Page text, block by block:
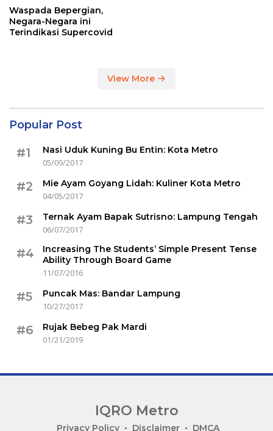
Waspada Bepergian,
Negara-Negara ini
Terindikasi Supercovid
View More
Popular Post
#1
Nasi Uduk Kuning Bu Entin: Kota Metro
05/09/2017
#2
Mie Ayam Goyang Lidah: Kuliner Kota Metro
04/05/2017
#3
Ternak Ayam Bapak Sutrisno: Lampung Tengah
06/07/2017
#4
Increasing The Students’ Simple Present Tense
Ability Through Board Game
11/07/2016
#5
Puncak Mas: Bandar Lampung
10/27/2017
#6
Rujak Bebeg Pak Mardi
01/21/2019
IQRO Metro
Privacy Policy Disclaimer DMCA